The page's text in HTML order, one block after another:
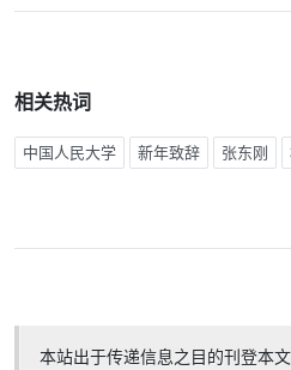
相关热词
中国人民大学 新年致辞 张东刚
本站出于传递信息之目的刊登本